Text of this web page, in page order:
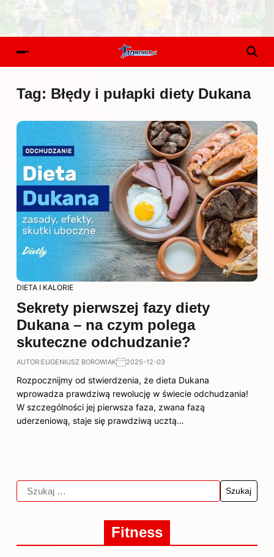
Tag: Błędy i pułapki diety Dukana
DIETA I KALORIE
Sekrety pierwszej fazy diety
Dukana – na czym polega
skuteczne odchudzanie?
AUTOR:EUGENIUSZ BOROWIAK 2025-12-03
Rozpocznijmy od stwierdzenia, że dieta Dukana
wprowadza prawdziwą rewolucję w świecie odchudzania!
W szczególności jej pierwsza faza, zwana fazą
uderzeniową, staje się prawdziwą ucztą…
Fitness